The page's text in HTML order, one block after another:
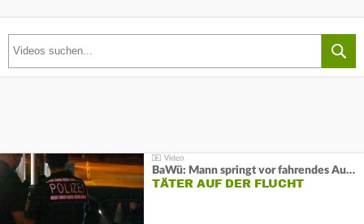
BaWü: Mann springt vor fahrendes Auto und schießt
TÄTER AUF DER FLUCHT